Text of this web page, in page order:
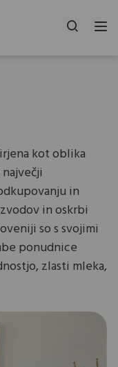
kot oblika
in
in oskrbi
so s svojimi
ponudnice
zlasti mleka,